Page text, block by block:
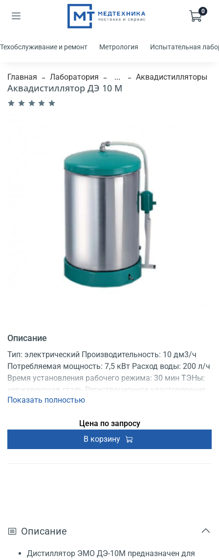
0
Техобслуживание и ремонт Метрология Испытательная
Главная Лаборатория ... Аквадистилляторы
Аквадистиллятор ДЭ 10 М
Описание
Тип: электрический Производительность: 10 дм3/ч
Потребляемая мощность: 7,5 кВт Расход воды: 200 л/ч
Время установления рабочего режима: 30 мин ТЭНы:
нержавеющая сталь Регистрационное удостоверение
Показать полностью
Цена по запросу
В корзину
Описание
Дистиллятор ЭМО ДЭ-10М предназначен для